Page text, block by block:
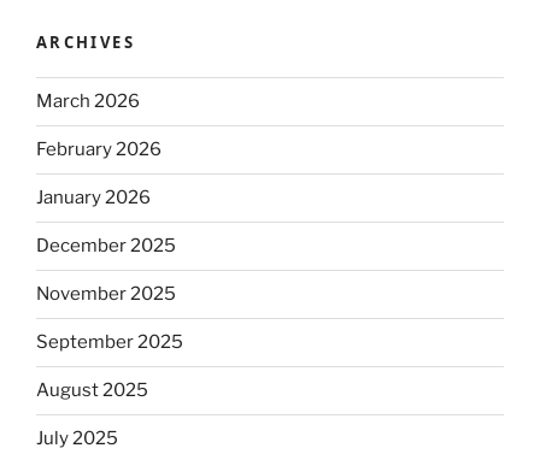
ARCHIVES
March 2026
February 2026
January 2026
December 2025
November 2025
September 2025
August 2025
July 2025